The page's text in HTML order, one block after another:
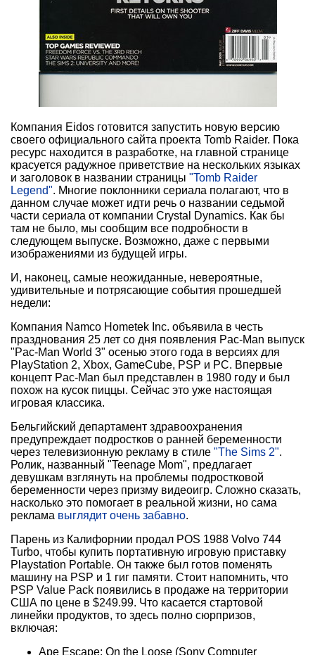
Компания Eidos готовится запустить новую версию
своего официального сайта проекта Tomb Raider. Пока
ресурс находится в разработке, на главной странице
красуется радужное приветствие на нескольких языках
и заголовок в названии страницы "Tomb Raider
Legend". Многие поклонники сериала полагают, что в
данном случае может идти речь о названии седьмой
части сериала от компании Crystal Dynamics. Как бы
там не было, мы сообщим все подробности в
следующем выпуске. Возможно, даже с первыми
изображениями из будущей игры.
И, наконец, самые неожиданные, невероятные,
удивительные и потрясающие события прошедшей
недели:
Компания Namco Hometek Inc. объявила в честь
празднования 25 лет со дня появления Pac-Man выпуск
"Pac-Man World 3" осенью этого года в версиях для
PlayStation 2, Xbox, GameCube, PSP и PC. Впервые
концепт Pac-Man был представлен в 1980 году и был
похож на кусок пиццы. Сейчас это уже настоящая
игровая классика.
Бельгийский департамент здравоохранения
предупреждает подростков о ранней беременности
через телевизионную рекламу в стиле "The Sims 2".
Ролик, названный "Teenage Mom", предлагает
девушкам взглянуть на проблемы подростковой
беременности через призму видеоигр. Сложно сказать,
насколько это помогает в реальной жизни, но сама
реклама выглядит очень забавно.
Парень из Калифорнии продал POS 1988 Volvo 744
Turbo, чтобы купить портативную игровую приставку
Playstation Portable. Он также был готов поменять
машину на PSP и 1 гиг памяти. Стоит напомнить, что
PSP Value Pack появились в продаже на территории
США по цене в $249.99. Что касается стартовой
линейки продуктов, то здесь полно сюрпризов,
включая:
Ape Escape: On the Loose (Sony Computer